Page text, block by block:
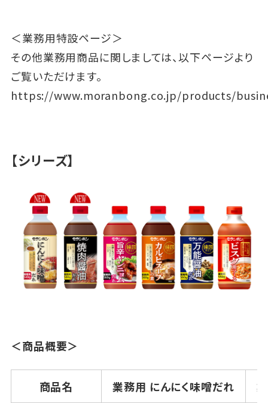
＜業務用特設ページ＞
その他業務用商品に関しましては、以下ページより
ご覧いただけます。
https://www.moranbong.co.jp/products/
【シリーズ】
＜商品概要＞
商品名 業務用 にんにく味噌だれ